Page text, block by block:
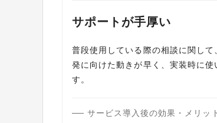
サポートが手厚い
普段使用している際の相談に関し
発に向けた動きが早く、実装時に
す。
サービス導入後の効果・メリッ